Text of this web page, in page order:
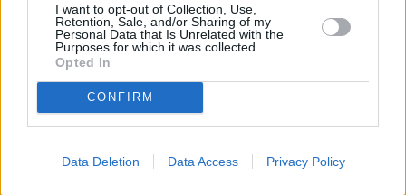
I want to opt-out of Collection, Use,
Retention, Sale, and/or Sharing of my
Personal Data that Is Unrelated with the
Purposes for which it was collected.
Opted In
CONFIRM
Data Deletion Data Access Privacy Policy